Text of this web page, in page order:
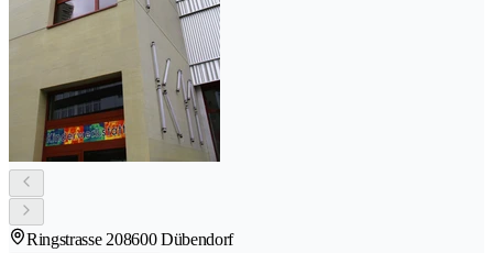
Ringstrasse 208600 Dübendorf